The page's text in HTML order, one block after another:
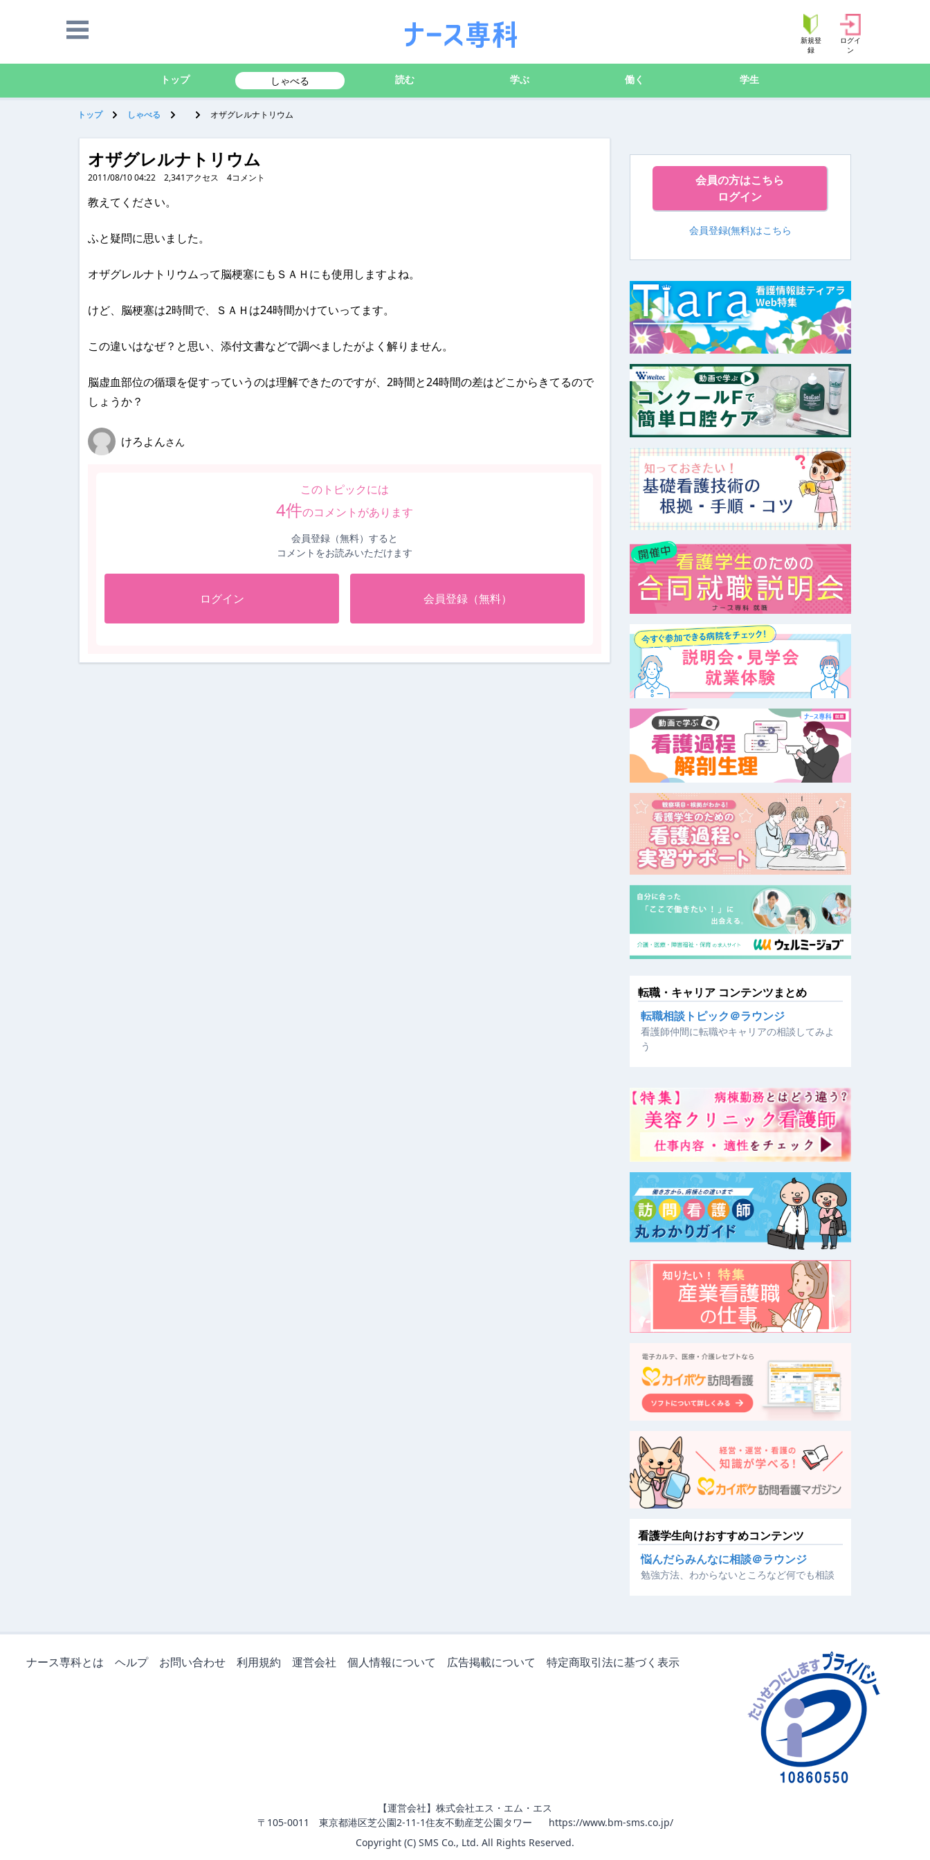
新規登
録
ログイ
ン
トップ しゃべる 読む 学ぶ 働く 学生
トップ しゃべる オザグレルナトリウム
オザグレルナトリウム
2011/08/10 04:22 2,341アクセス 4コメント
教えてください。
ふと疑問に思いました。
オザグレルナトリウムって脳梗塞にもＳＡＨにも使用しますよね。
けど、脳梗塞は2時間で、ＳＡＨは24時間かけていってます。
この違いはなぜ？と思い、添付文書などで調べましたがよく解りません。
脳虚血部位の循環を促すっていうのは理解できたのですが、2時間と24時間の差はどこからきてるので
しょうか？
けろよんさん
このトピックには
4件のコメントがあります
会員登録（無料）すると
コメントをお読みいただけます
ログイン 会員登録（無料）
会員の方はこちら
ログイン
会員登録(無料)はこちら
転職・キャリア コンテンツまとめ
転職相談トピック＠ラウンジ
看護師仲間に転職やキャリアの相談してみよ
う
看護学生向けおすすめコンテンツ
悩んだらみんなに相談＠ラウンジ
勉強方法、わからないところなど何でも相談
ナース専科とは ヘルプ お問い合わせ 利用規約 運営会社 個人情報について 広告掲載について 特定商取引法に基づく表示
【運営会社】株式会社エス・エム・エス
〒105-0011 東京都港区芝公園2-11-1住友不動産芝公園タワー
https://www.bm-sms.co.jp/
Copyright (C) SMS Co., Ltd. All Rights Reserved.